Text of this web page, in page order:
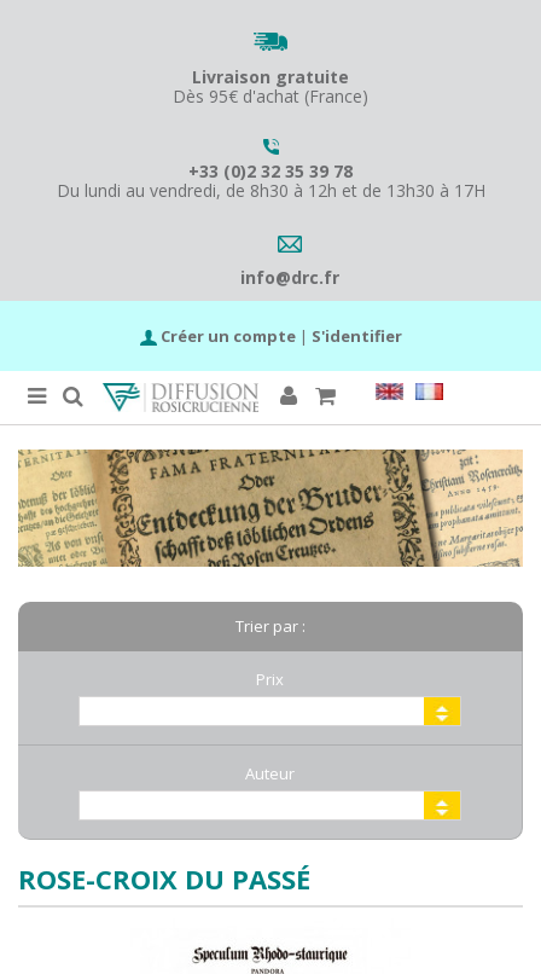
Livraison gratuite
Dès 95€ d'achat (France)
+33 (0)2 32 35 39 78
Du lundi au vendredi, de 8h30 à 12h et de 13h30 à 17H
info@drc.fr
Créer un compte | S'identifier
Trier par :
Prix
Auteur
ROSE-CROIX DU PASSÉ